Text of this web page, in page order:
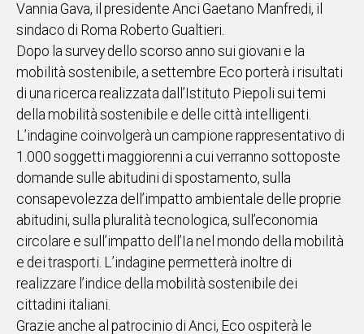
Vannia Gava, il presidente Anci Gaetano Manfredi, il
sindaco di Roma Roberto Gualtieri.
Dopo la survey dello scorso anno sui giovani e la
mobilità sostenibile, a settembre Eco porterà i risultati
di una ricerca realizzata dall’Istituto Piepoli sui temi
della mobilità sostenibile e delle città intelligenti.
L’indagine coinvolgerà un campione rappresentativo di
1.000 soggetti maggiorenni a cui verranno sottoposte
domande sulle abitudini di spostamento, sulla
consapevolezza dell’impatto ambientale delle proprie
abitudini, sulla pluralità tecnologica, sull’economia
circolare e sull’impatto dell’Ia nel mondo della mobilità
e dei trasporti. L’indagine permetterà inoltre di
realizzare l’indice della mobilità sostenibile dei
cittadini italiani.
Grazie anche al patrocinio di Anci, Eco ospiterà le